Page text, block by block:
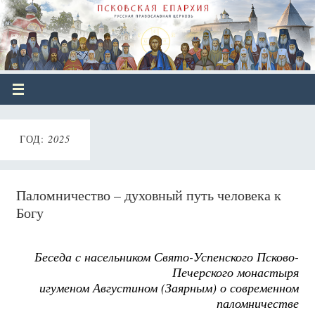
ГОД: 2025
­­Паломничество – духовный путь человека к
Богу
Беседа с насельником Свято-Успенского Псково-
Печерского монастыря
игуменом Августином (Заярным) о современном
паломничестве